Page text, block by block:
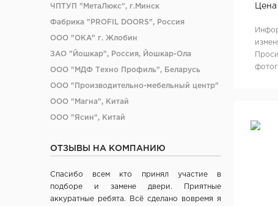
ЧПТУП "МетаЛюкс", г.Минск
Фабрика "PROFIL DOORS", Россия
ООО "ОКА" г. Жлобин
ЗАО "Йошкар", Россия, Йошкар-Ола
ООО "МДФ Техно Профиль", Беларусь
ООО "Производительно-мебельный центр"
ООО "Магна", Китай
ООО "Ясин", Китай
ООО "Промет", г. Москва
Verda ЗАО "ПО Одинцово", г. Москва
ОТЗЫВЫ НА КОМПАНИЮ
Спасибо всем кто принял участие в
подборе и замене двери. Приятные
аккуратные ребята. Всё сделано вовремя я